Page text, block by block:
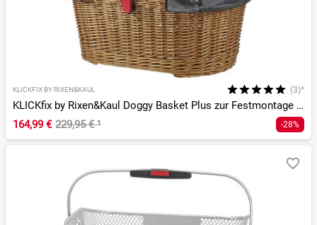
KLICKFIX BY RIXEN&KAUL (3)*
KLICKfix by Rixen&Kaul Doggy Basket Plus zur Festmontage am Gepäckträger + Wetters.
164,99 € 229,95 €¹ -28%